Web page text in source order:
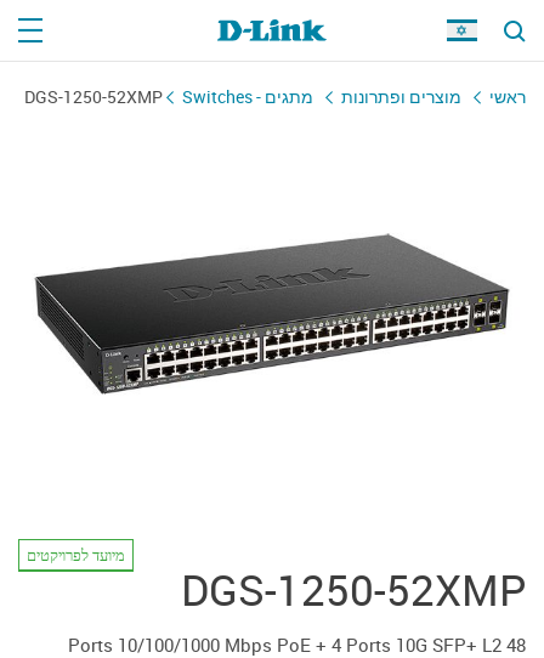
ראשי מוצרים ופתרונות מתגים - Switches DGS-1250-52XMP
DGS-1250-52XMP
מיועד לפרויקטים
48 Ports 10/100/1000 Mbps PoE + 4 Ports 10G SFP+ L2